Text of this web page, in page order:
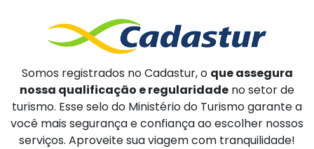
Somos registrados no Cadastur, o que assegura
nossa qualificação e regularidade no setor de
turismo. Esse selo do Ministério do Turismo garante a
você mais segurança e confiança ao escolher nossos
serviços. Aproveite sua viagem com tranquilidade!